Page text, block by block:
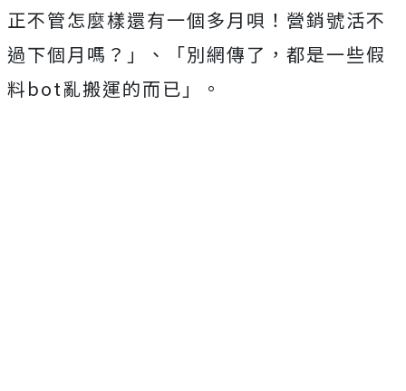
正不管怎麼樣還有一個多月唄！營銷號活不
過下個月嗎？」、「別網傳了，都是一些假
料bot亂搬運的而已」。